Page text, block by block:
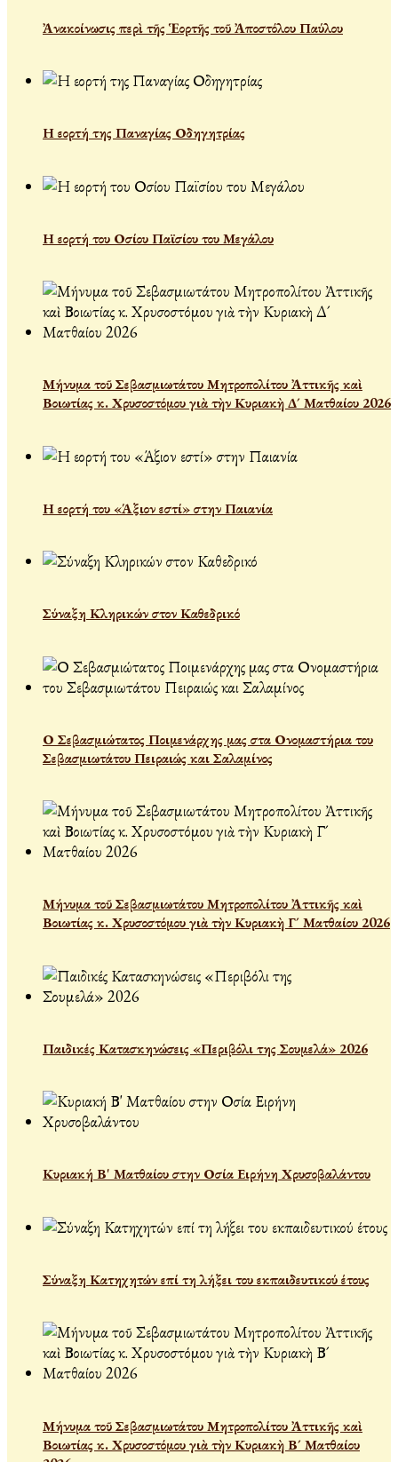
Ἀνακοίνωσις περὶ τῆς Ἑορτῆς τοῦ Ἀποστόλου Παύλου
Η εορτή της Παναγίας Οδηγητρίας
Η εορτή του Οσίου Παϊσίου του Μεγάλου
Μήνυμα τοῦ Σεβασμιωτάτου Μητροπολίτου Ἀττικῆς καὶ
Βοιωτίας κ. Χρυσοστόμου γιὰ τὴν Κυριακὴ Δ´ Ματθαίου 2026
Η εορτή του «Άξιον εστί» στην Παιανία
Σύναξη Κληρικών στον Καθεδρικό
Ο Σεβασμιώτατος Ποιμενάρχης μας στα Ονομαστήρια του
Σεβασμιωτάτου Πειραιώς και Σαλαμίνος
Μήνυμα τοῦ Σεβασμιωτάτου Μητροπολίτου Ἀττικῆς καὶ
Βοιωτίας κ. Χρυσοστόμου γιὰ τὴν Κυριακὴ Γ´ Ματθαίου 2026
Παιδικές Κατασκηνώσεις «Περιβόλι της Σουμελά» 2026
Κυριακή Β' Ματθαίου στην Οσία Ειρήνη Χρυσοβαλάντου
Σύναξη Κατηχητών επί τη λήξει του εκπαιδευτικού έτους
Μήνυμα τοῦ Σεβασμιωτάτου Μητροπολίτου Ἀττικῆς καὶ
Βοιωτίας κ. Χρυσοστόμου γιὰ τὴν Κυριακὴ Β´ Ματθαίου